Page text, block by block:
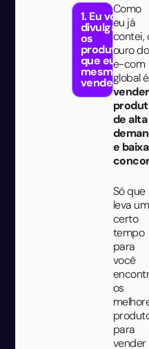
1. Eu vou
divulgar
os
produtos
que eu
mesmo
venderia
Como
eu já
contei,
ouro do
e-com
global é
vender
de alta
e baixa
Só que
leva um
certo
tempo
para
você
os
para
vender